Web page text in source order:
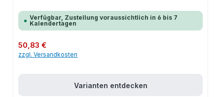
Verfügbar, Zustellung voraussichtlich in 6 bis 7
Kalendertagen
Regulärer Preis:
50,83 €
zzgl. Versandkosten
Varianten entdecken